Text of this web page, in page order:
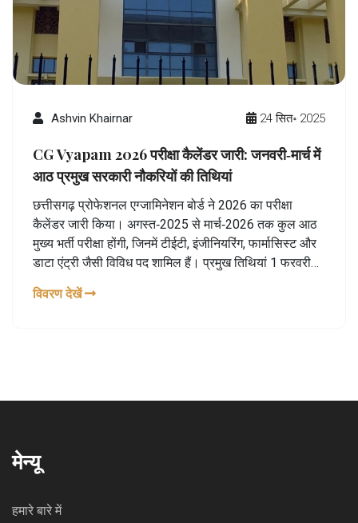
Ashvin Khairnar 24 सित॰ 2025
CG Vyapam 2026 परीक्षा कैलेंडर जारी: जनवरी‑मार्च में
आठ प्रमुख सरकारी नौकरियों की तिथियां
छत्तीसगढ़ प्रोफेशनल एग्जामिनेशन बोर्ड ने 2026 का परीक्षा
कैलेंडर जारी किया। अगस्त‑2025 से मार्च‑2026 तक कुल आठ
मुख्य भर्ती परीक्षा होंगी, जिनमें टीईटी, इंजीनियरिंग, फार्मासिस्ट और
डाटा एंट्री जैसी विविध पद शामिल हैं। प्रमुख तिथियां 1 फरवरी
उम्मीदवार अब तैयारी के लिए स्पष्ट टाइमलाइन बना सकते हैं।
विवरण देखें
मेन्यू
हमारे बारे में